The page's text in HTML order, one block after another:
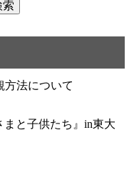
方法について
まと子供たち』in東大